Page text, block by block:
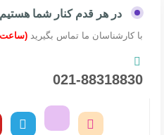
در هر قدم کنار شما هستیم
با کارشناسان ما تماس بگیرید (ساعت 9 تا 18)
021-88318830